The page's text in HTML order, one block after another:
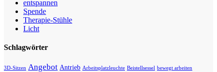
entspannen
Spende
Therapie-Stühle
Licht
Schlagwörter
3D-Sitzen Angebot Antrieb Arbeitsplatzleuchte Beistellsessel bewegt arbeiten